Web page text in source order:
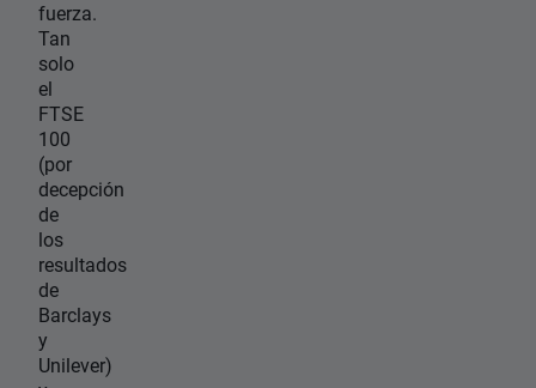
fuerza.
Tan
solo
el
FTSE
100
(por
decepción
de
los
resultados
de
Barclays
y
Unilever)